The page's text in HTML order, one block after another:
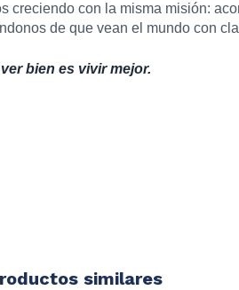
creciendo con la misma misión:
de que vean el mundo con
bien es vivir mejor.
similares